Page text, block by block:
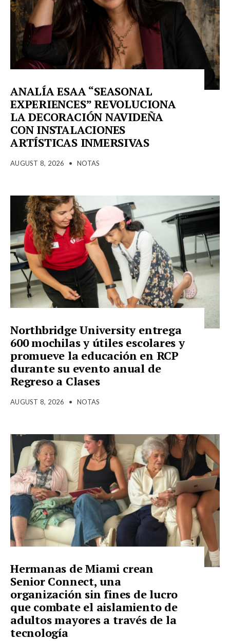
ANALÍA ESAA “SEASONAL
EXPERIENCES” REVOLUCIONA
LA DECORACIÓN NAVIDEÑA
CON INSTALACIONES
ARTÍSTICAS INMERSIVAS
AUGUST 8, 2026 • NOTAS
Northbridge University entrega
600 mochilas y útiles escolares y
promueve la educación en RCP
durante su evento anual de
Regreso a Clases
AUGUST 8, 2026 • NOTAS
Hermanas de Miami crean
Senior Connect, una
organización sin fines de lucro
que combate el aislamiento de
adultos mayores a través de la
tecnología